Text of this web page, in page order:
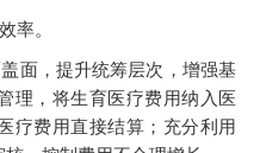
率。
面，提升统筹层次，增强基
理，将生育医疗费用纳入医
疗费用直接结算；充分利用